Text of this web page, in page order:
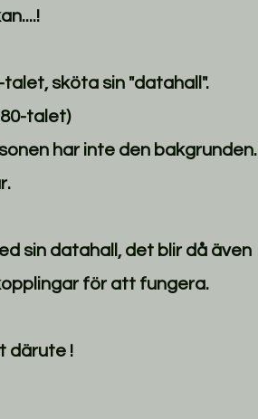
sköta sin "datahall".
talet)
har inte den bakgrunden.
sin datahall, det blir då även
för att fungera.
därute !